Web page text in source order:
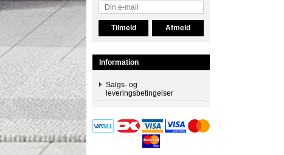
Information
Salgs- og
leveringsbetingelser